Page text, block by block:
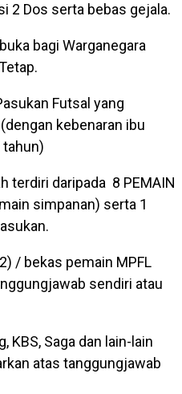
2 Dos serta bebas gejala.
bagi Warganegara
Futsal yang
kebenaran ibu
tahun)
terdiri daripada 8 PEMAIN
simpanan) serta 1
/ bekas pemain MPFL
sendiri atau
KBS, Saga dan lain-lain
atas tanggungjawab